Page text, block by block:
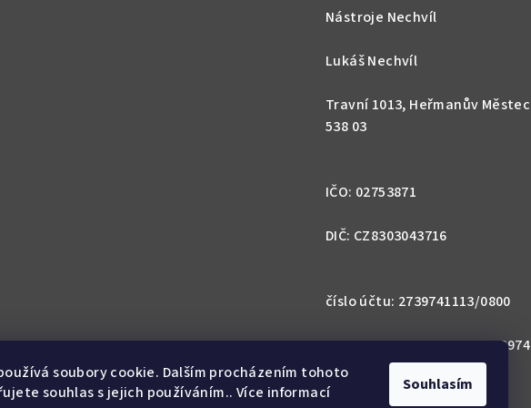
soubory cookie. Dalším procházením tohoto
souhlas s jejich používáním.. Více informací
Souhlasím
Nástroje Nechvíl
Lukáš Nechvíl
Travní 1013, Heřmanův Městec
538 03
IČO: 02753871
DIČ: CZ8303043716
číslo účtu: 2739741113/0800
IBAN: CZ57 0800 0000 0027 3974
1113